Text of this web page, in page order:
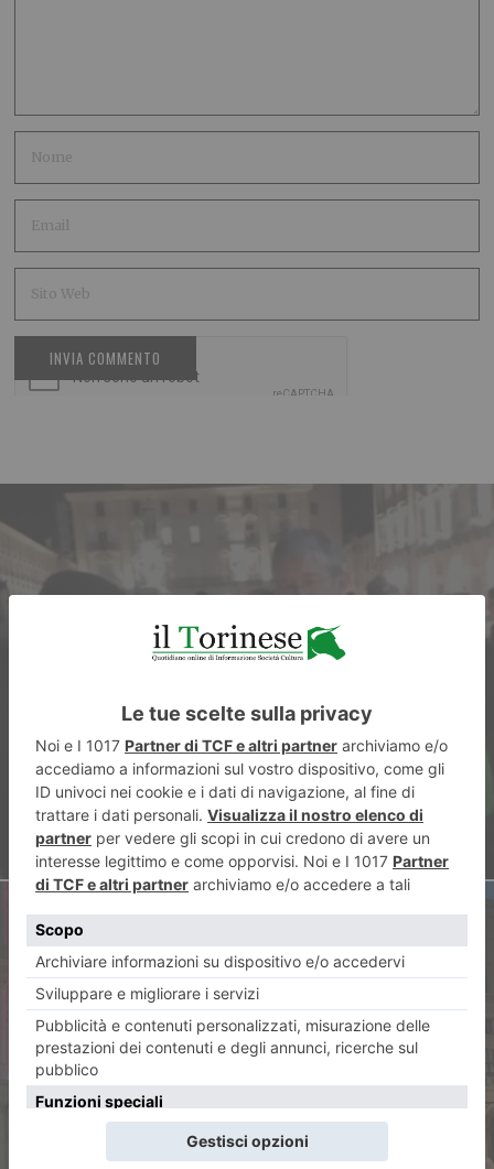
Una fiaccolata per ricordare le
vittime delle libertà religiose
negate
ARTICOLO SUCCESSIVO
La Liguria vince con Olly